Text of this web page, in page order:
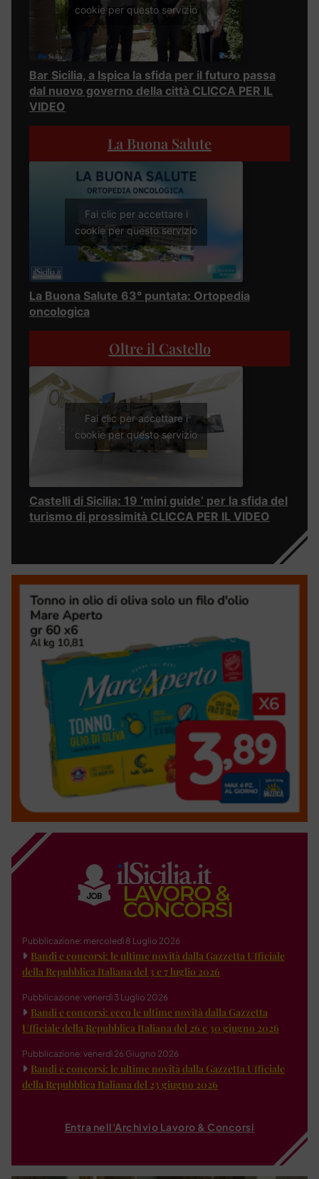
cookie per questo servizio
Bar Sicilia, a Ispica la sfida per il futuro passa
dal nuovo governo della città CLICCA PER IL
VIDEO
La Buona Salute
Fai clic per accettare i
cookie per questo servizio
La Buona Salute 63° puntata: Ortopedia
oncologica
Oltre il Castello
Fai clic per accettare i
cookie per questo servizio
Castelli di Sicilia: 19 ‘mini guide’ per la sfida del
turismo di prossimità CLICCA PER IL VIDEO
Pubblicazione: mercoledì 8 Luglio 2026
Bandi e concorsi: le ultime novità dalla Gazzetta Ufficiale
della Repubblica Italiana del 3 e 7 luglio 2026
Pubblicazione: venerdì 3 Luglio 2026
Bandi e concorsi: ecco le ultime novità dalla Gazzetta
Ufficiale della Repubblica Italiana del 26 e 30 giugno 2026
Pubblicazione: venerdì 26 Giugno 2026
Bandi e concorsi: le ultime novità dalla Gazzetta Ufficiale
della Repubblica Italiana del 23 giugno 2026
Entra nell'Archivio Lavoro & Concorsi